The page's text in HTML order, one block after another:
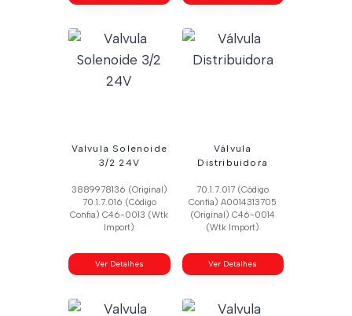
Valvula Solenoide
3/2 24V
3889978136 (Original)
70.1.7.016 (Código
Confia) C46-0013 (Wtk
Import)
Ver Detalhes
Válvula
Distribuidora
70.1.7.017 (Código
Confia) A0014313705
(Original) C46-0014
(Wtk Import)
Ver Detalhes